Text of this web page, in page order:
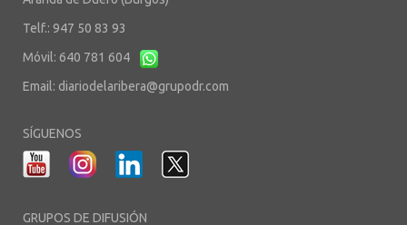
Telf.: 947 50 83 93
Móvil: 640 781 604
Email: diariodelaribera@grupodr.com
SÍGUENOS
GRUPOS DE DIFUSIÓN